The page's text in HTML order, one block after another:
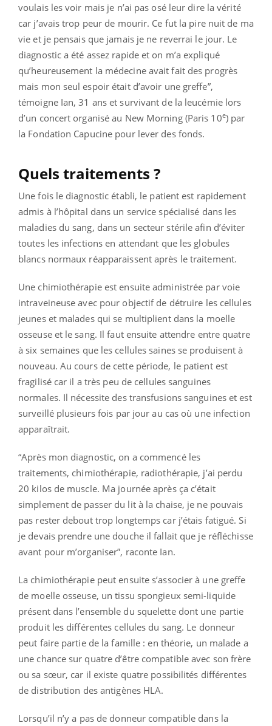
voulais les voir mais je n’ai pas osé leur dire la vérité
car j’avais trop peur de mourir. Ce fut la pire nuit de ma
vie et je pensais que jamais je ne reverrai le jour. Le
diagnostic a été assez rapide et on m’a expliqué
qu’heureusement la médecine avait fait des progrès
mais mon seul espoir était d’avoir une greffe”,
témoigne Ian, 31 ans et survivant de la leucémie lors
d’un concert organisé au New Morning (Paris 10e) par
la Fondation Capucine pour lever des fonds.
Quels traitements ?
Une fois le diagnostic établi, le patient est rapidement
admis à l’hôpital dans un service spécialisé dans les
maladies du sang, dans un secteur stérile afin d’éviter
toutes les infections en attendant que les globules
blancs normaux réapparaissent après le traitement.
Une chimiothérapie est ensuite administrée par voie
intraveineuse avec pour objectif de détruire les cellules
jeunes et malades qui se multiplient dans la moelle
osseuse et le sang. Il faut ensuite attendre entre quatre
à six semaines que les cellules saines se produisent à
nouveau. Au cours de cette période, le patient est
fragilisé car il a très peu de cellules sanguines
normales. Il nécessite des transfusions sanguines et est
surveillé plusieurs fois par jour au cas où une infection
apparaîtrait.
“Après mon diagnostic, on a commencé les
traitements, chimiothérapie, radiothérapie, j’ai perdu
20 kilos de muscle. Ma journée après ça c’était
simplement de passer du lit à la chaise, je ne pouvais
pas rester debout trop longtemps car j’étais fatigué. Si
je devais prendre une douche il fallait que je réfléchisse
avant pour m’organiser”, raconte Ian.
La chimiothérapie peut ensuite s’associer à une greffe
de moelle osseuse, un tissu spongieux semi-liquide
présent dans l’ensemble du squelette dont une partie
produit les différentes cellules du sang. Le donneur
peut faire partie de la famille : en théorie, un malade a
une chance sur quatre d’être compatible avec son frère
ou sa sœur, car il existe quatre possibilités différentes
de distribution des antigènes HLA.
Lorsqu’il n’y a pas de donneur compatible dans la